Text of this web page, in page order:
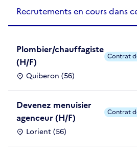
Recrutements en cours dans
Plombier/chauffagiste
(H/F)
Quiberon (56)
Contrat
Devenez menuisier
agenceur (H/F)
Lorient (56)
Contrat